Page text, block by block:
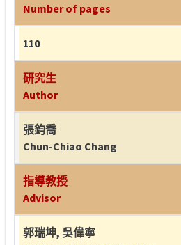
Number of pages
110
研究生
Author
張鈞喬
Chun-Chiao Chang
指導教授
Advisor
郭瑞坤, 吳偉寧